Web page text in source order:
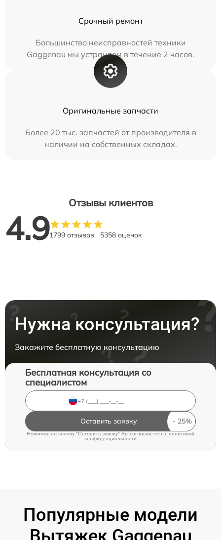
Срочный ремонт
Большинство неисправностей техники
Gaggenau мы устраняем в течение 2 часов.
Оригинальные запчасти
Более 20 тыс. запчастей от производителя в
наличии на собственных складах.
Отзывы клиентов
4.91799 отзывов 5358 оценок
Нужна консультация?
Закажите бесплатную консультацию
Бесплатная консультация со
специалистом
Оставить заявку
Нажимая на кнопку "Оставить заявку" Вы соглашаетесь c политикой
конфиденциальности
Популярные модели